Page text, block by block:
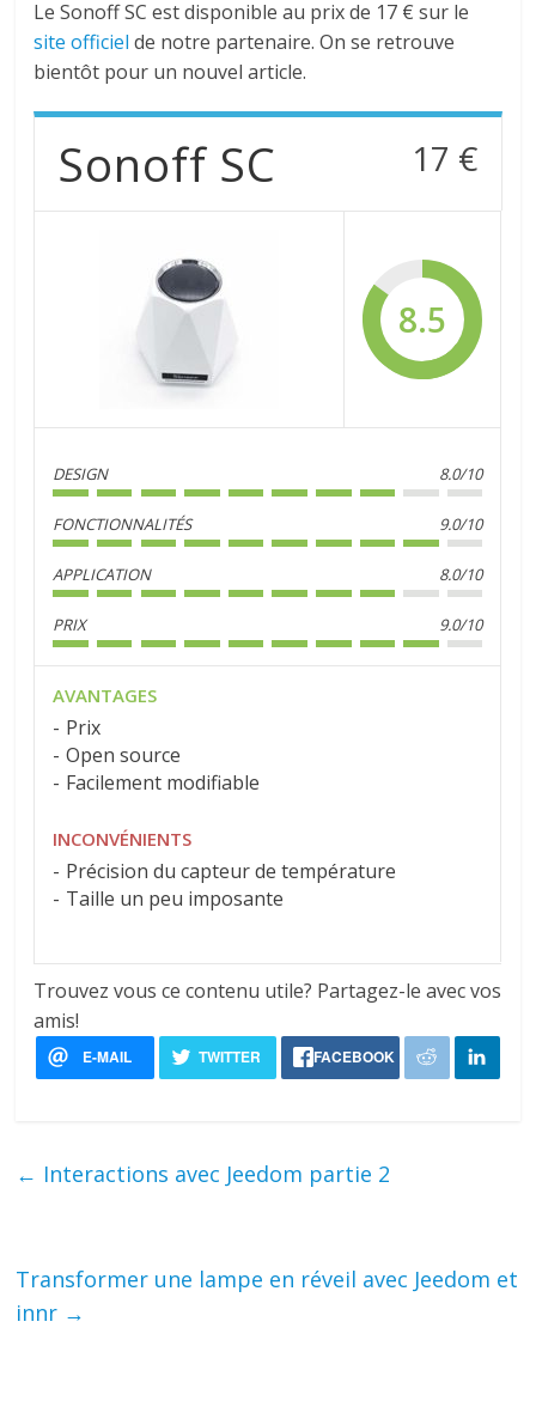
LeSonoffSC est disponible au prix de 17 € sur le
site officiel de notre partenaire.On se retrouve
bientôt pour un nouvel article.
Sonoff SC 17 €
8.5
DESIGN 8.0/10
FONCTIONNALITÉS 9.0/10
APPLICATION 8.0/10
PRIX 9.0/10
AVANTAGES
Prix
Open source
Facilement modifiable
INCONVÉNIENTS
Précision du capteur de température
Taille un peu imposante
Trouvez vous ce contenu utile? Partagez-le avec vos
amis!
← Interactions avec Jeedom partie 2
Transformer une lampe en réveil avec Jeedom et
innr →